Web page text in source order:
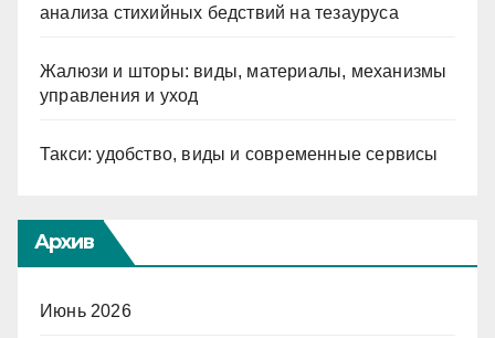
анализа стихийных бедствий на тезауруса
Жалюзи и шторы: виды, материалы, механизмы
управления и уход
Такси: удобство, виды и современные сервисы
Архив
Июнь 2026